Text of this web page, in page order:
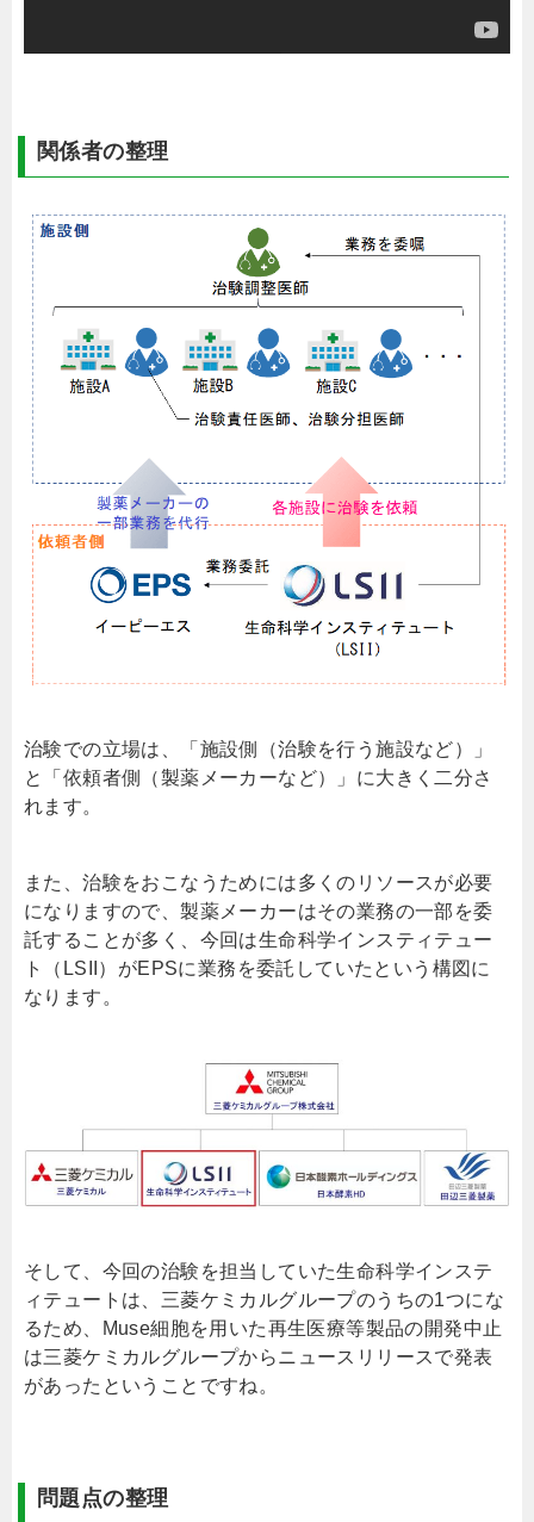
関係者の整理
治験での立場は、「施設側（治験を行う施設など）」
と「依頼者側（製薬メーカーなど）」に大きく二分さ
れます。
また、治験をおこなうためには多くのリソースが必要
になりますので、製薬メーカーはその業務の一部を委
託することが多く、今回は生命科学インスティテュー
ト（LSII）がEPSに業務を委託していたという構図に
なります。
そして、今回の治験を担当していた生命科学インステ
ィテュートは、三菱ケミカルグループのうちの1つにな
るため、Muse細胞を用いた再生医療等製品の開発中止
は三菱ケミカルグループからニュースリリースで発表
があったということですね。
問題点の整理